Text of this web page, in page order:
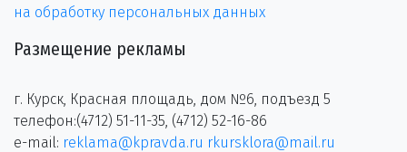
на обработку персональных данных
Размещение рекламы
г. Курск, Красная площадь, дом №6, подъезд 5
телефон:(4712) 51-11-35, (4712) 52-16-86
e-mail: reklama@kpravda.ru rkursklora@mail.ru